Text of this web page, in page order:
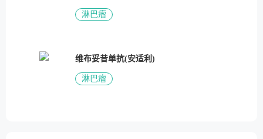
淋巴瘤
维布妥昔单抗(安适利)
淋巴瘤